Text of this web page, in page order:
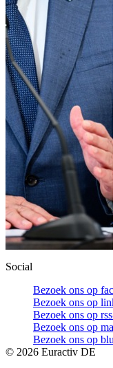
Social
Bezoek ons op
Bezoek ons op
Bezoek ons op
Bezoek ons op
Bezoek ons op
© 2026 Euractiv DE